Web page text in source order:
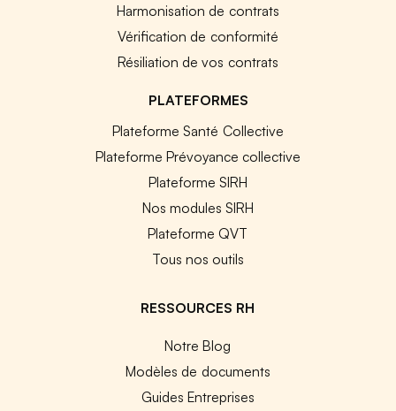
Harmonisation de contrats
Vérification de conformité
Résiliation de vos contrats
PLATEFORMES
Plateforme Santé Collective
Plateforme Prévoyance collective
Plateforme SIRH
Nos modules SIRH
Plateforme QVT
Tous nos outils
RESSOURCES RH
Notre Blog
Modèles de documents
Guides Entreprises